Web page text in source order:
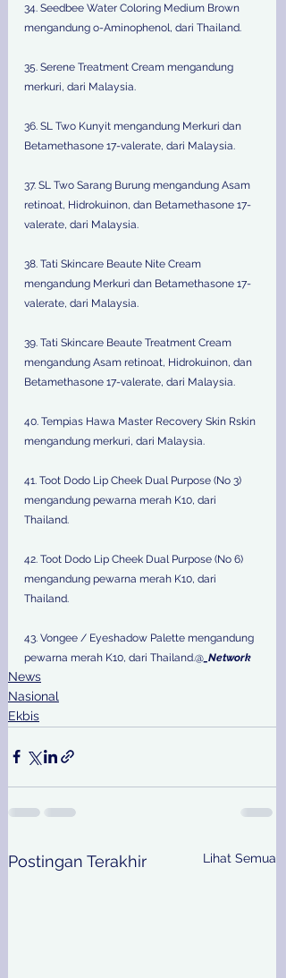
34. Seedbee Water Coloring Medium Brown
mengandung o-Aminophenol, dari Thailand.
35. Serene Treatment Cream mengandung
merkuri, dari Malaysia.
36. SL Two Kunyit mengandung Merkuri dan
Betamethasone 17-valerate, dari Malaysia.
37. SL Two Sarang Burung mengandung Asam
retinoat, Hidrokuinon, dan Betamethasone 17-
valerate, dari Malaysia.
38. Tati Skincare Beaute Nite Cream
mengandung Merkuri dan Betamethasone 17-
valerate, dari Malaysia.
39. Tati Skincare Beaute Treatment Cream
mengandung Asam retinoat, Hidrokuinon, dan
Betamethasone 17-valerate, dari Malaysia.
40. Tempias Hawa Master Recovery Skin Rskin
mengandung merkuri, dari Malaysia.
41. Toot Dodo Lip Cheek Dual Purpose (No 3)
mengandung pewarna merah K10, dari
Thailand.
42. Toot Dodo Lip Cheek Dual Purpose (No 6)
mengandung pewarna merah K10, dari
Thailand.
43. Vongee / Eyeshadow Palette mengandung
pewarna merah K10, dari Thailand.@ _Network
News
Nasional
Ekbis
Postingan Terakhir Lihat Semua